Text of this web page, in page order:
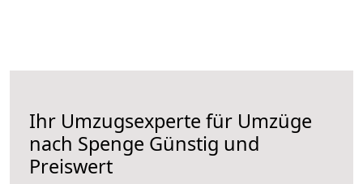
Ihr Umzugsexperte für Umzüge
nach Spenge Günstig und
Preiswert